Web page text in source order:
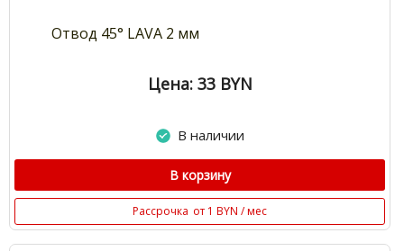
Отвод 45° LAVA 2 мм
Цена: 33 BYN
В наличии
В корзину
Рассрочка от 1 BYN / мес